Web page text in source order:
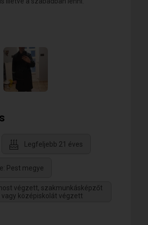
Legfeljebb 21 éves
Pest megye
végzett, szakmunkásképzőt
középiskolát végzett